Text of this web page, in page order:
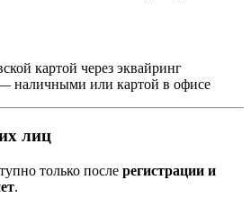
картой через эквайринг
наличными или картой в офисе
лиц
только после регистрации и
.